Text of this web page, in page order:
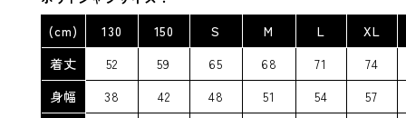
(cm)
130 150 S M L
XL
着丈
52 59 65 68 71
74
身幅
38 42 48 51 54
57